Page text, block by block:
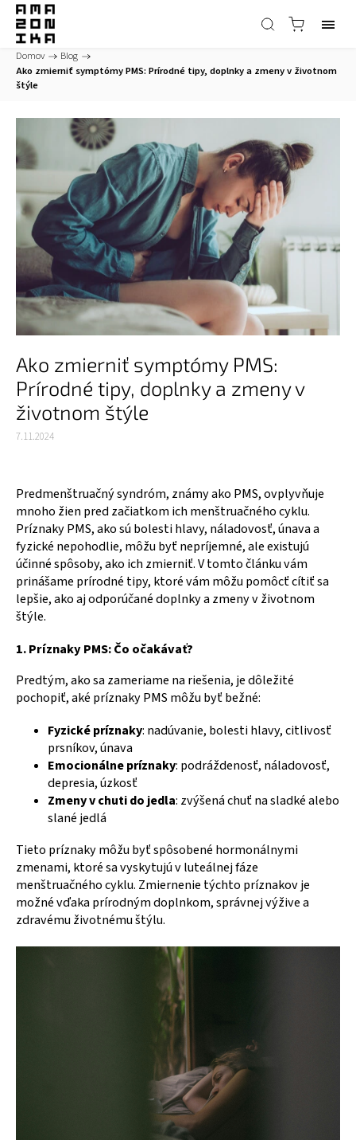
Domov / Blog /
Ako zmierniť symptómy PMS: Prírodné tipy, doplnky a zmeny v životnom
štýle
Ako zmierniť symptómy PMS:
Prírodné tipy, doplnky a zmeny v
životnom štýle
7.11.2024
Predmenštruačný syndróm, známy ako PMS, ovplyvňuje
mnoho žien pred začiatkom ich menštruačného cyklu.
Príznaky PMS, ako sú bolesti hlavy, náladovosť, únava a
fyzické nepohodlie, môžu byť nepríjemné, ale existujú
účinné spôsoby, ako ich zmierniť. V tomto článku vám
prinášame prírodné tipy, ktoré vám môžu pomôcť cítiť sa
lepšie, ako aj odporúčané doplnky a zmeny v životnom
štýle.
1. Príznaky PMS: Čo očakávať?
Predtým, ako sa zameriame na riešenia, je dôležité
pochopiť, aké príznaky PMS môžu byť bežné:
Fyzické príznaky: nadúvanie, bolesti hlavy, citlivosť
prsníkov, únava
Emocionálne príznaky: podráždenosť, náladovosť,
depresia, úzkosť
Zmeny v chuti do jedla: zvýšená chuť na sladké alebo
slané jedlá
Tieto príznaky môžu byť spôsobené hormonálnymi
zmenami, ktoré sa vyskytujú v luteálnej fáze
menštruačného cyklu. Zmiernenie týchto príznakov je
možné vďaka prírodným doplnkom, správnej výžive a
zdravému životnému štýlu.